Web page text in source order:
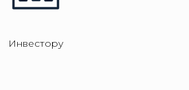
Инвестору